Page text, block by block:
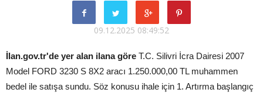
09.12.2025 08:49:52
İlan.gov.tr'de yer alan ilana göre T.C. Silivri İcra Dairesi 2007
Model FORD 3230 S 8X2 aracı 1.250.000,00 TL muhammen
bedel ile satışa sundu. Söz konusu ihale için 1. Artırma başlangıç